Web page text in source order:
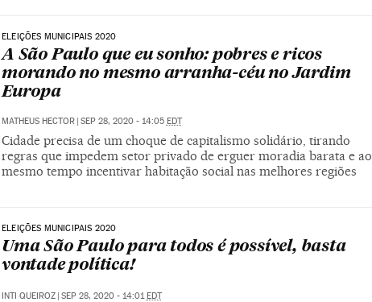
ELEIÇÕES MUNICIPAIS 2020
A São Paulo que eu sonho: pobres e ricos
morando no mesmo arranha-céu no Jardim
Europa
MATHEUS HECTOR SEP 28, 2020 - 14:05 EDT
Cidade precisa de um choque de capitalismo solidário, tirando
regras que impedem setor privado de erguer moradia barata e ao
mesmo tempo incentivar habitação social nas melhores regiões
ELEIÇÕES MUNICIPAIS 2020
Uma São Paulo para todos é possível, basta
vontade política!
INTI QUEIROZ | SEP 28, 2020 - 14:01EDT